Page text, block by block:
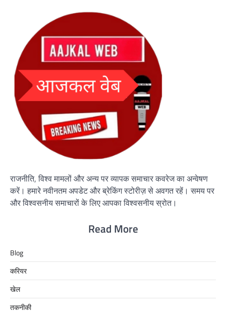
राजनीति, विश्व मामलों और अन्य पर व्यापक समाचार कवरेज का अन्वेषण
करें। हमारे नवीनतम अपडेट और ब्रेकिंग स्टोरीज़ से अवगत रहें। समय पर
और विश्वसनीय समाचारों के लिए आपका विश्वसनीय स्रोत।
Read More
Blog
करियर
खेल
तकनीकी